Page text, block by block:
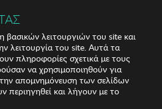
βασικών λειτουργιών του site και
λειτουργία του site. Αυτά τα
πληροφορίες σχετικά με τους
να χρησιμοποιηθούν για
απομνημόνευση των σελίδων
περιηγηθεί και λήγουν με το